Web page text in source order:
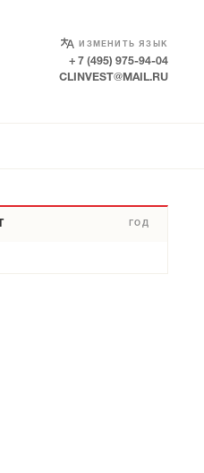
ИЗМЕНИТЬ ЯЗЫК
SELECT LANGUAGE
+ 7 (495) 975-94-04
CLINVEST@MAIL.RU
ГОД